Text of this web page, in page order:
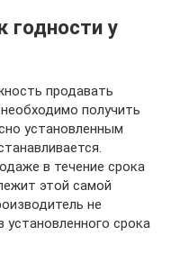
годности у
продавать
получить
установленным
в течение срока
этой самой
не
срока